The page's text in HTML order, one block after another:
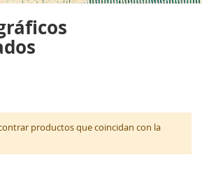
productos que coincidan con la